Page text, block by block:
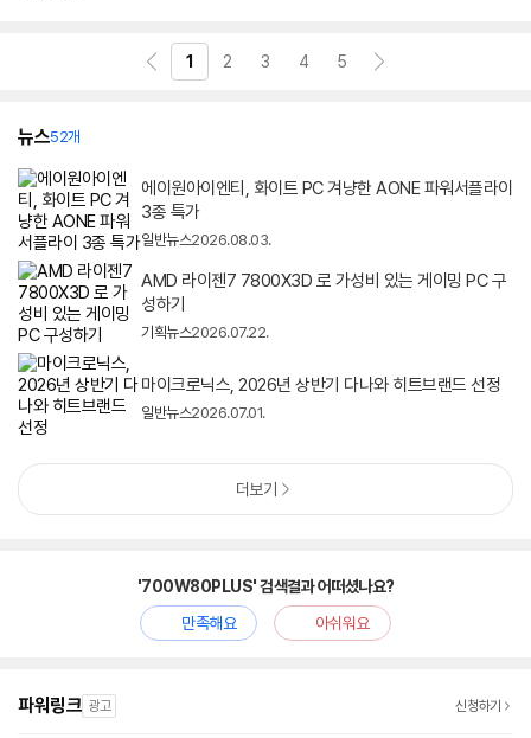
1 2 3 4 5
뉴스52개
에이원아이엔티, 화이트 PC 겨냥한 AONE 파워서플라이
3종 특가
일반뉴스2026.08.03.
AMD 라이젠7 7800X3D 로 가성비 있는 게이밍 PC 구
성하기
기획뉴스2026.07.22.
마이크로닉스, 2026년 상반기 다나와 히트브랜드 선정
일반뉴스2026.07.01.
더보기
'700W80PLUS' 검색결과 어떠셨나요?
만족해요
아쉬워요
파워링크 광고 신청하기